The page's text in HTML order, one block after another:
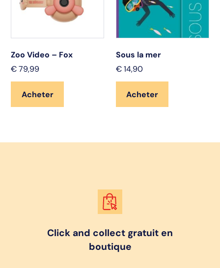
Zoo Video – Fox
€ 79,99
Acheter
Sous la mer
€ 14,90
Acheter
Click and collect gratuit en
boutique